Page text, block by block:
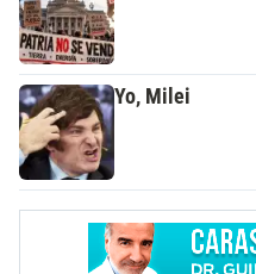
Yo, Milei